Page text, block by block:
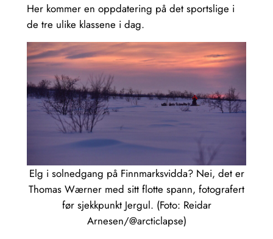
Her kommer en oppdatering på det sportslige i
de tre ulike klassene i dag.
Elg i solnedgang på Finnmarksvidda? Nei, det er
Thomas Wærner med sitt flotte spann, fotografert
før sjekkpunkt Jergul. (Foto: Reidar
Arnesen/@arcticlapse)